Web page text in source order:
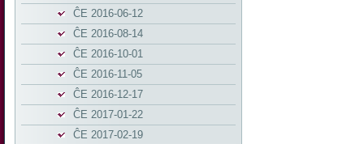
ĈE 2016-06-12
ĈE 2016-08-14
ĈE 2016-10-01
ĈE 2016-11-05
ĈE 2016-12-17
ĈE 2017-01-22
ĈE 2017-02-19